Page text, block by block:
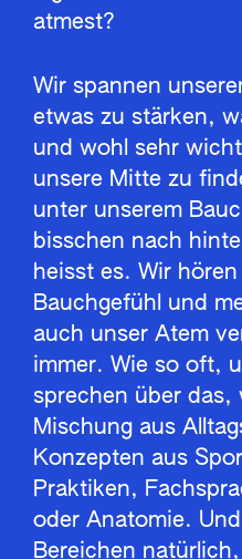
atmest?
Wir spannen
etwas zu stärken,
und wohl sehr
unsere Mitte zu
unter unserem
bisschen nach
heisst es. Wir
Bauchgefühl und
auch unser Atem
immer. Wie so oft,
sprechen über
Mischung aus
Konzepten aus
Praktiken,
oder Anatomie.
Bereichen